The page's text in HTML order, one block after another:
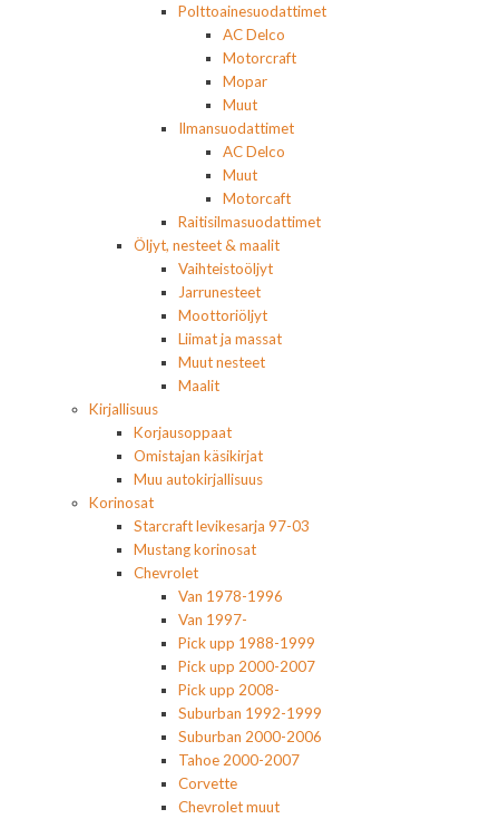
Polttoainesuodattimet
AC Delco
Motorcraft
Mopar
Muut
Ilmansuodattimet
AC Delco
Muut
Motorcaft
Raitisilmasuodattimet
Öljyt, nesteet & maalit
Vaihteistoöljyt
Jarrunesteet
Moottoriöljyt
Liimat ja massat
Muut nesteet
Maalit
Kirjallisuus
Korjausoppaat
Omistajan käsikirjat
Muu autokirjallisuus
Korinosat
Starcraft levikesarja 97-03
Mustang korinosat
Chevrolet
Van 1978-1996
Van 1997-
Pick upp 1988-1999
Pick upp 2000-2007
Pick upp 2008-
Suburban 1992-1999
Suburban 2000-2006
Tahoe 2000-2007
Corvette
Chevrolet muut